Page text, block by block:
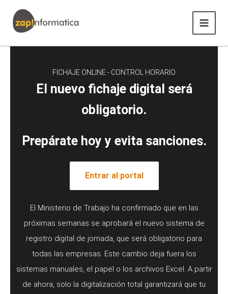
contenido
Main
Menu
FICHAJE ONLINE - CONTROL HORARIO
El nuevo fichaje digital será
obligatorio.
Prepárate hoy y evita sanciones.
Entrar al portal
El Ministerio de Trabajo ha confirmado que en las
próximas semanas se aprobará el nuevo sistema de
registro digital de jornada, que será obligatorio para
todas las empresas. Este cambio deja fuera los
sistemas manuales, el papel o los archivos Excel. A partir
de ahora, solo la digitalización total garantizará que tu